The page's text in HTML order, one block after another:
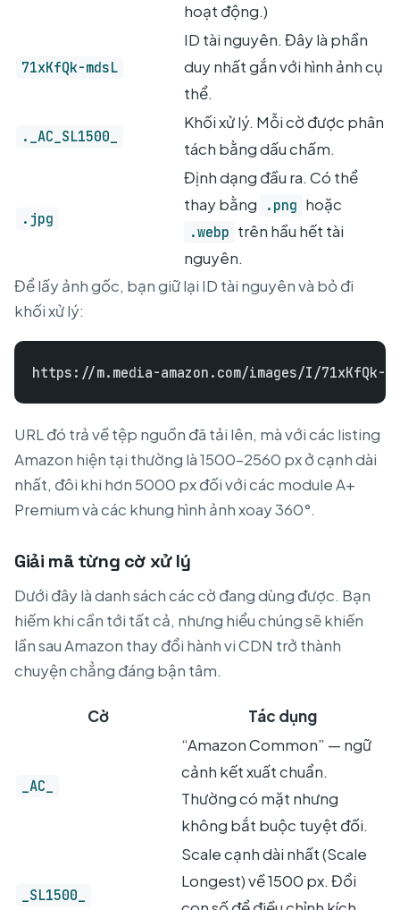
hoạt động.)
71xKfQk-mdsL
ID tài nguyên. Đây là phần
duy nhất gắn với hình ảnh cụ
thể.
._AC_SL1500_
Khối xử lý. Mỗi cờ được phân
tách bằng dấu chấm.
.jpg
Định dạng đầu ra. Có thể
thay bằng
.png hoặc
.webp trên hầu hết tài
nguyên.
Để lấy ảnh gốc, bạn giữ lại ID tài nguyên và bỏ đi
khối xử lý:
URL đó trả về tệp nguồn đã tải lên, mà với các listing
Amazon hiện tại thường là 1500–2560 px ở cạnh dài
nhất, đôi khi hơn 5000 px đối với các module A+
Premium và các khung hình ảnh xoay 360°.
Giải mã từng cờ xử lý
Dưới đây là danh sách các cờ đang dùng được. Bạn
hiếm khi cần tới tất cả, nhưng hiểu chúng sẽ khiến
lần sau Amazon thay đổi hành vi CDN trở thành
chuyện chẳng đáng bận tâm.
Cờ Tác dụng
_AC_
“Amazon Common” — ngữ
cảnh kết xuất chuẩn.
Thường có mặt nhưng
không bắt buộc tuyệt đối.
_SL1500_
Scale cạnh dài nhất (Scale
Longest) về 1500 px. Đổi